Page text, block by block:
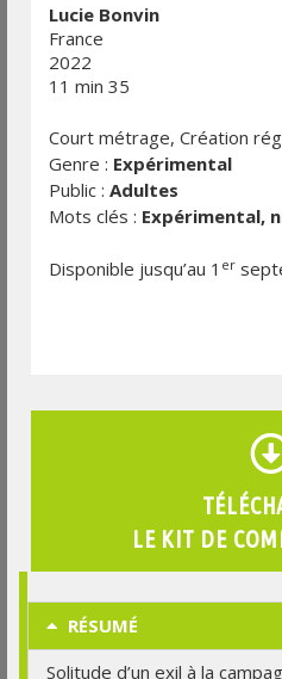
Lucie Bonvin
France
2022
11 min 35
Court métrage, Création
Genre : Expérimental
Public : Adultes
Mots clés : Expérimental,
Disponible jusqu’au 1 er
LE KIT DE
RÉSUMÉ
Solitude d’un exil à la